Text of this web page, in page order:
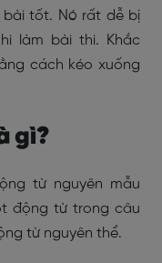
bài tốt. Nó rất dễ bị
làm bài thi. Khắc
cách kéo xuống
gì?
từ nguyên mẫu
động từ trong câu
từ nguyên thể.